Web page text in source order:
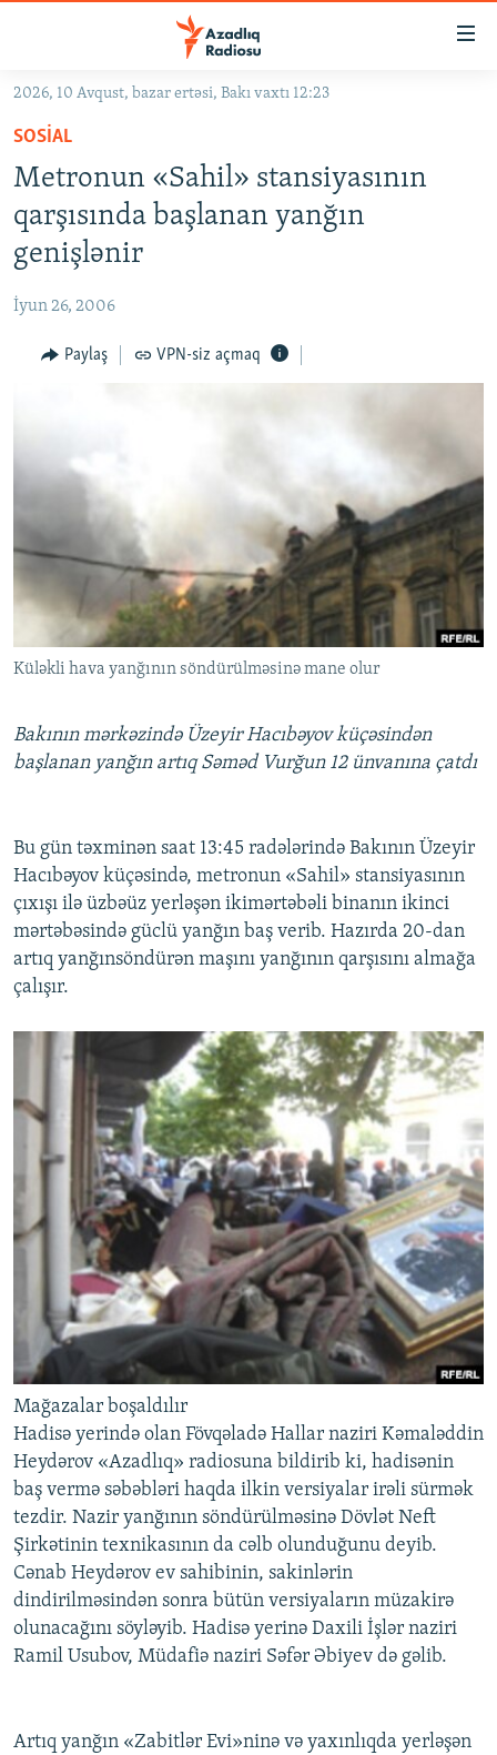
Əsas
qayıt
Əsas
qayıt
Axtarışa
GÜNDƏM
KORRUPSIOMETR
#ƏSLINDƏ
QANUNI DOĞRU
ARAŞDIRMA
FOTOQALEREYA
İNFOQRAFIKA
KARIKATURA
OXU ZALI
AZƏRBAYCAN ƏDƏBIYYATI KITABXANASI
İSLAM VƏ DEMOKRATIYA
İZ - MƏDƏNIYYƏT PROQRAMI
HAQQIMIZDA
MISSIYAMIZ
PEŞƏ ETIKASI VƏ JURNALISTIKA STANDARTLARIMIZ
MATERIALLARIMIZDAN ISTIFADƏ
AZADLIQRADIOSU MOBIL TELEFONUNUZDA
BIZIMLƏ ƏLAQƏ
RFE/RL-in bütün saytları
2026, 10 Avqust, bazar ertəsi, Bakı vaxtı 12:23
SOSIAL
Metronun «Sahil» stansiyasının
qarşısında başlanan yanğın
genişlənir
İyun 26, 2006
Paylaş VPN-siz açmaq
Küləkli hava yanğının söndürülməsinə mane olur
Bakının mərkəzində Üzeyir Hacıbəyov küçəsindən
başlanan yanğın artıq Səməd Vurğun 12 ünvanına çatdı
Bu gün təxminən saat 13:45 radələrində Bakının Üzeyir
Hacıbəyov küçəsində, metronun «Sahil» stansiyasının
çıxışı ilə üzbəüz yerləşən ikimərtəbəli binanın ikinci
mərtəbəsində güclü yanğın baş verib. Hazırda 20-dan
artıq yanğınsöndürən maşını yanğının qarşısını almağa
çalışır.
Mağazalar boşaldılır
Hadisə yerində olan Fövqəladə Hallar naziri Kəmaləddin
Heydərov «Azadlıq» radiosuna bildirib ki, hadisənin
baş vermə səbəbləri haqda ilkin versiyalar irəli sürmək
tezdir. Nazir yanğının söndürülməsinə Dövlət Neft
Şirkətinin texnikasının da cəlb olunduğunu deyib.
Cənab Heydərov ev sahibinin, sakinlərin
dindirilməsindən sonra bütün versiyaların müzakirə
olunacağını söyləyib. Hadisə yerinə Daxili İşlər naziri
Ramil Usubov, Müdafiə naziri Səfər Əbiyev də gəlib.
Artıq yanğın «Zabitlər Evi»ninə və yaxınlıqda yerləşən